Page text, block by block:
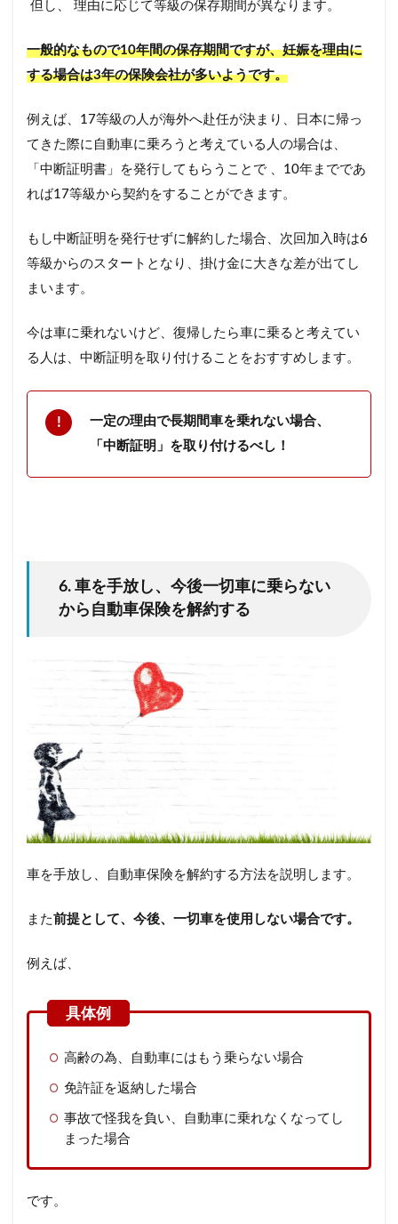
但し、 理由に応じて等級の保存期間が異なります。
一般的なもので10年間の保存期間ですが、妊娠を理由に
する場合は3年の保険会社が多いようです。
例えば、17等級の人が海外へ赴任が決まり、日本に帰っ
てきた際に自動車に乗ろうと考えている人の場合は、
「中断証明書」を発行してもらうことで 、10年までであ
れば17等級から契約をすることができます。
もし中断証明を発行せずに解約した場合、次回加入時は6
等級からのスタートとなり、掛け金に大きな差が出てし
まいます。
今は車に乗れないけど、復帰したら車に乗ると考えてい
る人は、中断証明を取り付けることをおすすめします。
一定の理由で長期間車を乗れない場合、
「中断証明」を取り付けるべし！
6. 車を手放し、今後一切車に乗らない
から自動車保険を解約する
車を手放し、自動車保険を解約する方法を説明します。
また前提として、今後、一切車を使用しない場合です。
例えば、
高齢の為、自動車にはもう乗らない場合
免許証を返納した場合
事故で怪我を負い、自動車に乗れなくなってし
まった場合
です。